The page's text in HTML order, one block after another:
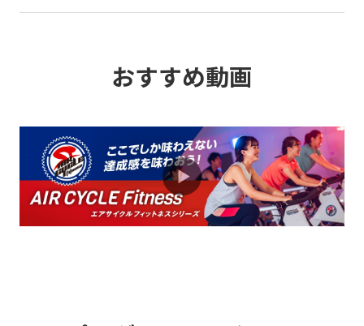
深夜・早朝に利用できるミッドナイトモ
2026.08.01 お知らせ
大人気バイクプログラムAIR CYCLE
Fitnessを体験しよう！
おすすめ動画